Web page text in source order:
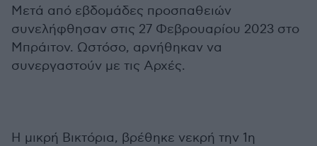
Μετά από εβδομάδες προσπαθειών
συνελήφθησαν στις 27 Φεβρουαρίου 2023 στο
Μπράιτον. Ωστόσο, αρνήθηκαν να
συνεργαστούν με τις Αρχές.
Η μικρή Βικτόρια, βρέθηκε νεκρή την 1η